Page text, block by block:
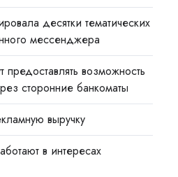
десятки тематических
мессенджера
предоставлять возможность
сторонние банкоматы
выручку
в интересах